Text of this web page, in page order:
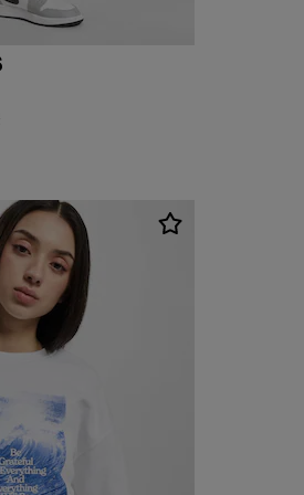
EUR
Aktionspreis: 114,99 EUR